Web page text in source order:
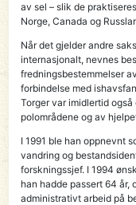
av sel – slik de
Norge, Canada og
Når det gjelder andre
internasjonalt, nevnes
fredningsbestemmelser
forbindelse med
Torger var imidlertid
polområdene og av
I 1991 ble han oppnevnt
vandring og
forskningssjef. I 1994
han hadde passert 64 år,
administrativt arbeid på